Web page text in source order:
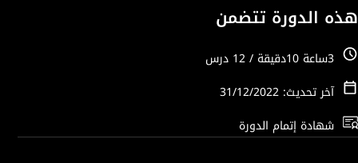
هذه الدورة تتضمن
آخر تحديث: 31/12/2022
شهادة إتمام الدورة